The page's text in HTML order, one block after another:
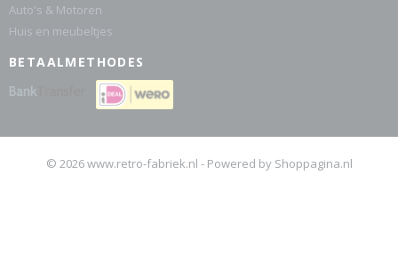
Auto's & Motoren
Huis en meubeltjes
BETAALMETHODES
© 2026 www.retro-fabriek.nl - Powered by Shoppagina.nl